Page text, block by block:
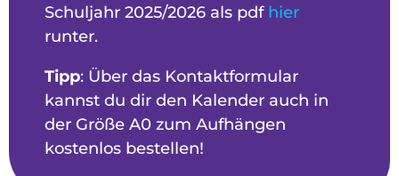
Schuljahr 2025/2026 als pdf hier
runter.
Tipp: Über das Kontaktformular
kannst du dir den Kalender auch in
der Größe A0 zum Aufhängen
kostenlos bestellen!